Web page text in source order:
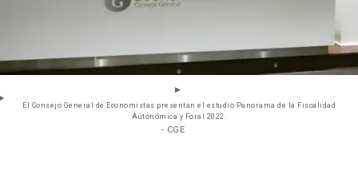
El Consejo General de Economistas presentan el estudio Panorama de la Fiscalidad
Autonómica y Foral 2022.
- CGE